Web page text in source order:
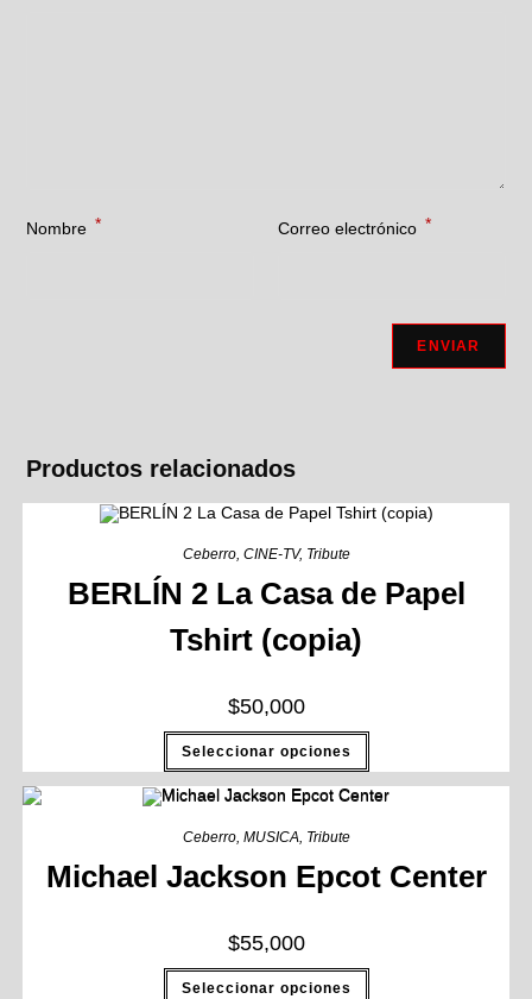
Nombre * Correo electrónico *
Productos relacionados
Ceberro, CINE-TV, Tribute
BERLÍN 2 La Casa de Papel
Tshirt (copia)
$50,000
Seleccionar opciones
Ceberro, MUSICA Tribute
Michael Jackson Epcot Center
$55,000
Seleccionar opciones